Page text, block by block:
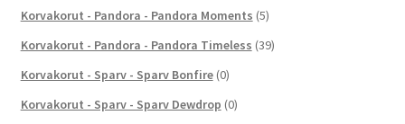
Korvakorut - Pandora - Pandora Moments (5)
Korvakorut - Pandora - Pandora Timeless (39)
Korvakorut - Sparv - Sparv Bonfire (0)
Korvakorut - Sparv - Sparv Dewdrop (0)